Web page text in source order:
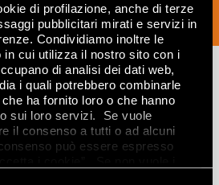
di profilazione, anche di terze
pubblicitari mirati e servizi in
Condividiamo inoltre le
in cui utilizza il nostro sito con i
di analisi dei dati web,
i quali potrebbero combinarle
ha fornito loro o che hanno
sui loro servizi. Se vuole
il consenso a tutti o ad alcuni
può essere espresso